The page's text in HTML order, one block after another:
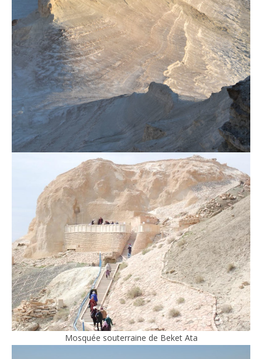
Mosquée souterraine de Beket Ata